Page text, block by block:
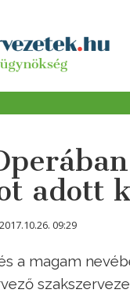
adott
2017.10.26. 09:29
a magam